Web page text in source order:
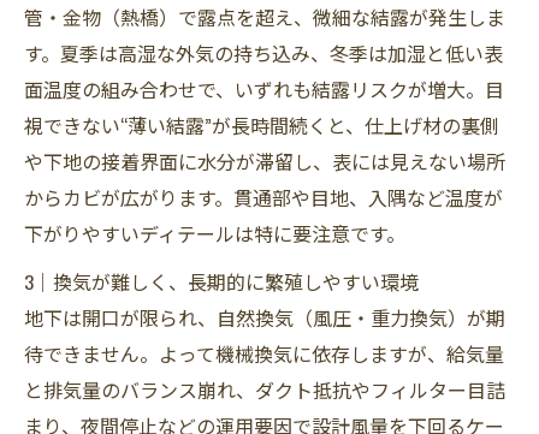
管・金物（熱橋）で露点を超え、微細な結露が発生しま
す。夏季は高湿な外気の持ち込み、冬季は加湿と低い表
面温度の組み合わせで、いずれも結露リスクが増大。目
視できない“薄い結露”が長時間続くと、仕上げ材の裏側
や下地の接着界面に水分が滞留し、表には見えない場所
からカビが広がります。貫通部や目地、入隅など温度が
下がりやすいディテールは特に要注意です。
3｜換気が難しく、長期的に繁殖しやすい環境
地下は開口が限られ、自然換気（風圧・重力換気）が期
待できません。よって機械換気に依存しますが、給気量
と排気量のバランス崩れ、ダクト抵抗やフィルター目詰
まり、夜間停止などの運用要因で設計風量を下回るケー